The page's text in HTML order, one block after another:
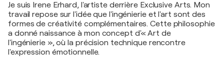
Je suis Irene Erhard, l'artiste derrière Exclusive Arts. Mon
travail repose sur l'idée que l'ingénierie et l'art sont des
formes de créativité complémentaires. Cette philosophie
a donné naissance à mon concept d'« Art de
l'ingénierie », où la précision technique rencontre
l'expression émotionnelle.